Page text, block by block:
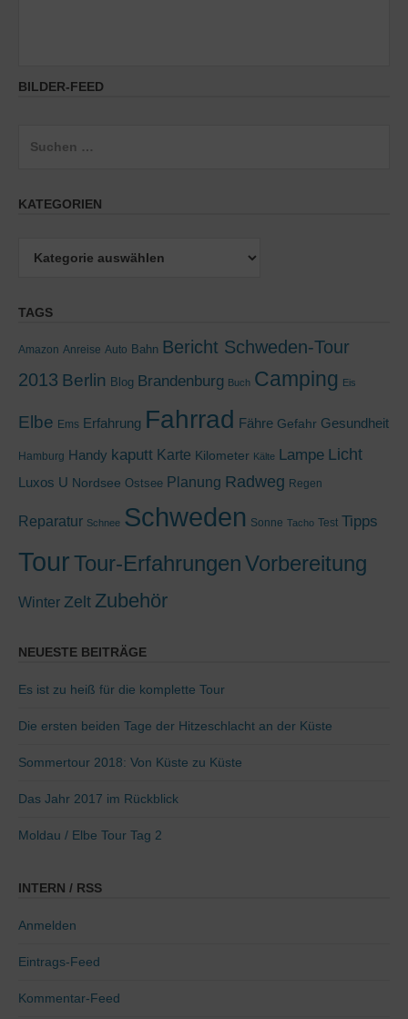
BILDER-FEED
KATEGORIEN
TAGS
Amazon Anreise Auto Bahn Bericht Schweden-Tour
2013 Berlin Blog Brandenburg Buch Camping Eis
Elbe Ems Erfahrung Fahrrad Fähre Gefahr Gesundheit
Hamburg Handy kaputt Karte Kilometer Kälte Lampe Licht
Luxos U Nordsee Ostsee Planung Radweg Regen
Reparatur Schnee Schweden Sonne Tacho Test Tipps
TourTour-ErfahrungenVorbereitung
Winter Zelt Zubehör
NEUESTE BEITRÄGE
Es ist zu heiß für die komplette Tour
Die ersten beiden Tage der Hitzeschlacht an der Küste
Sommertour 2018: Von Küste zu Küste
Das Jahr 2017 im Rückblick
Moldau / Elbe Tour Tag 2
INTERN / RSS
Anmelden
Eintrags-Feed
Kommentar-Feed